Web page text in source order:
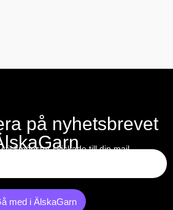
på nyhetsbrevet
skickade till din mail
med i ÄlskaGarn